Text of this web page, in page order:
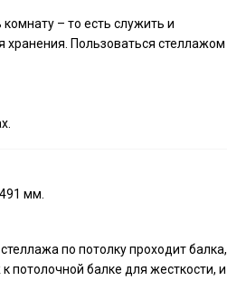
– то есть служить и
Пользоваться стеллажом
мм.
по потолку проходит балка,
потолочной балке для жесткости, и